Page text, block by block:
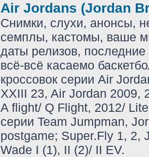
Air Jordans (Jordan
Снимки, слухи, анонсы,
семплы, кастомы, ваше
даты релизов, последние
всё-всё касаемо
кроссовок серии Air
XXIII 23, Air Jordan 2009,
A flight/ Q Flight, 2012/
серии Team Jumpman,
postgame; Super.Fly 1, 2,
Wade I (1), II (2)/ II EV.